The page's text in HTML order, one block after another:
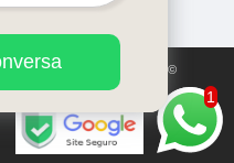
de direitos autorais. Copyright©
1